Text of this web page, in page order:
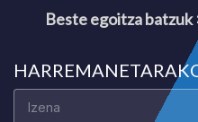
Beste egoitza batzuk